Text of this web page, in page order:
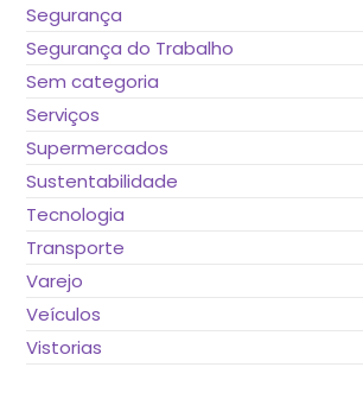
Segurança
Segurança do Trabalho
Sem categoria
Serviços
Supermercados
Sustentabilidade
Tecnologia
Transporte
Varejo
Veículos
Vistorias